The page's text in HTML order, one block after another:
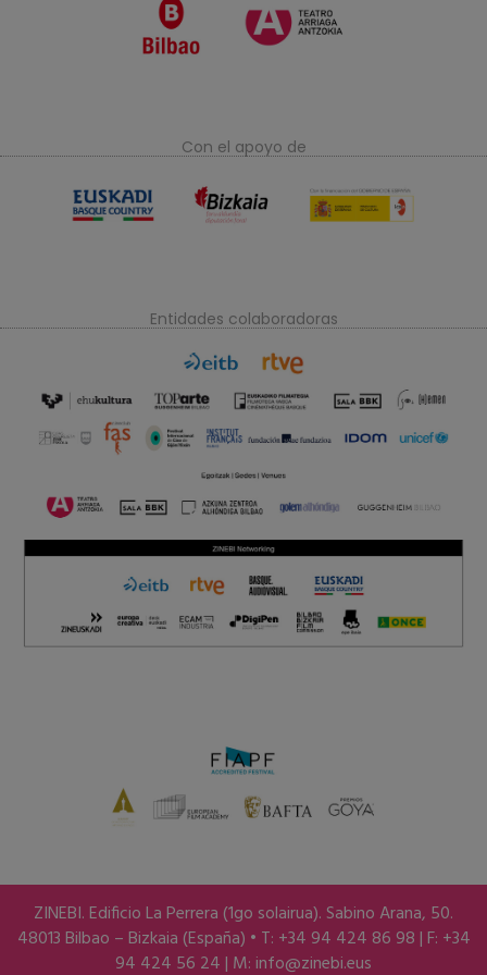
Con el apoyo de
Entidades colaboradoras
ZINEBI. Edificio La Perrera (1go solairua). Sabino Arana, 50.
48013 Bilbao – Bizkaia (España) • T: +34 94 424 86 98 | F: +34
94 424 56 24 | M:info@zinebi.eus